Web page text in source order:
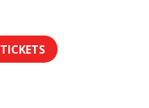
TICKETS